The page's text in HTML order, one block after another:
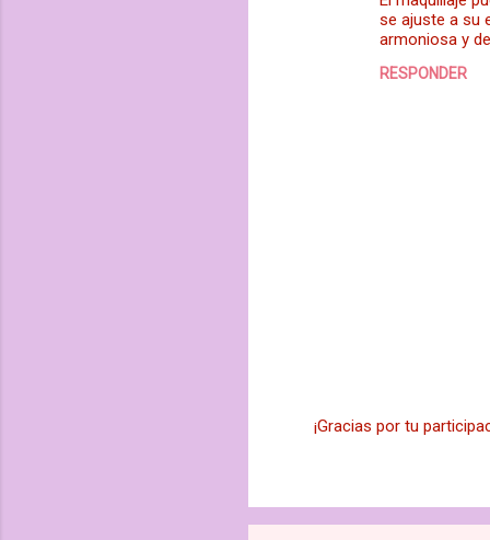
se ajuste a su
armoniosa y
RESPONDER
l
i
¡Gracias por tu